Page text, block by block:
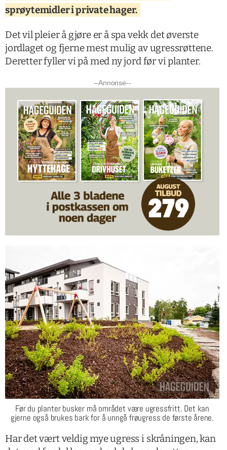
sprøytemidler i private hager.
Det vil pleier å gjøre er å spa vekk det øverste
jordlaget og fjerne mest mulig av ugressrøttene.
Deretter fyller vi på med ny jord før vi planter.
--Annonse--
Før du planter busker må området være ugressfritt. Det kan
gjerne også brukes bark for å unngå frøugress de første årene.
Har det vært veldig mye ugress i skråningen, kan